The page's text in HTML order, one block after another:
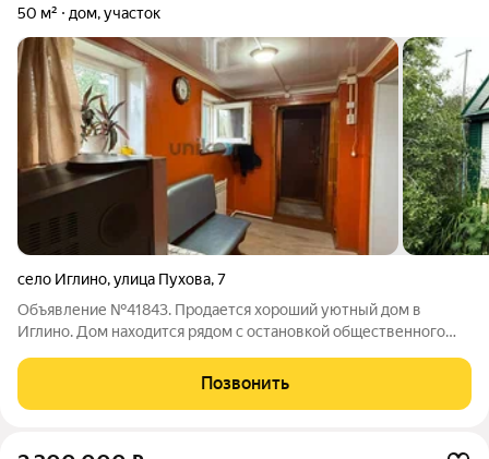
50 м² дом, участок
село Иглино,улица Пухова,7
Объявление №41843. Продается хороший уютный дом в
Иглино. Дом находится рядом с остановкой общественного
комфортно добираться до города Уфы, даже не имея
собственного автомобиля! Также в шаговой
Позвонить